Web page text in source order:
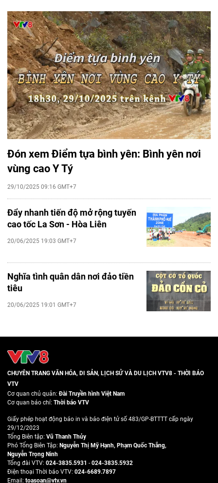
Đón xem Điểm tựa bình yên: Bình yên nơi
vùng cao Y Tý
29/10/2025 09:16 GMT+7
Đẩy nhanh tiến độ mở rộng tuyến
cao tốc La Sơn - Hòa Liên
20/06/2025 19:03 GMT+7
Nghĩa tình quân dân nơi đảo tiền
tiêu
20/06/2025 19:01 GMT+7
CHUYÊN TRANG VĂN HÓA, DI SẢN, LỊCH SỬ VÀ DU LỊCH VTV8 - THỜI BÁO
VTV
Cơ quan chủ quản:Đài Truyền hình Việt Nam
Cơ quan báo chí: Thời báo VTV
Giấy phép hoạt động báo in và báo điện tử số 483/GP-BTTTT cấp ngày
29/12/2023
Tổng Biên tập: Vũ Thanh Thủy
Phó Tổng Biên Tập: Nguyễn Thị Mỹ Hạnh, Phạm Quốc Thắng,
Nguyễn Trọng Ninh
Tổng đài VTV: 024-3835.5931 - 024-3835.5932
Ðiện thoại Thời báo VTV: 024-6689.7897
Email: toasoan@vtv.vn